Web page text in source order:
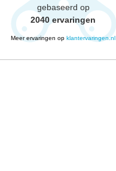
gebaseerd op
2040 ervaringen
Meer ervaringen opklantervaringen.nl